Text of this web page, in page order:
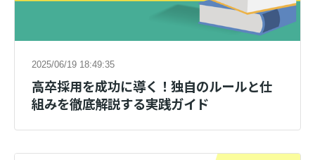
2025/06/19 18:49:35
高卒採用を成功に導く！独自のルールと仕
組みを徹底解説する実践ガイド